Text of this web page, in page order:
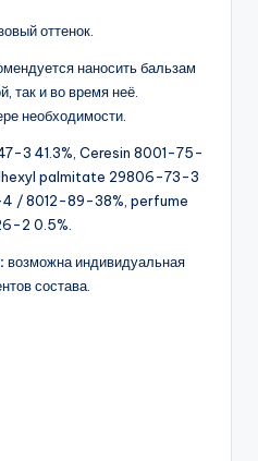
оттенок.
наносить бальзам
так и во время неё.
необходимости.
3 41.3%, Ceresin 8001-75-
palmitate 29806-73-3
/ 8012-89-38%, perfume
2 0.5%.
возможна индивидуальная
состава.